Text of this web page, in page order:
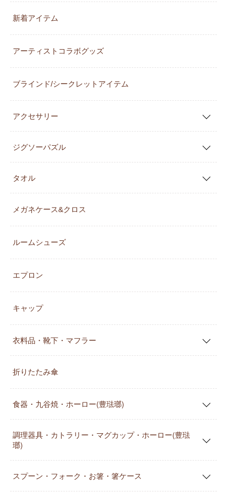
新着アイテム
アーティストコラボグッズ
ブラインド/シークレットアイテム
アクセサリー
ジグソーパズル
タオル
メガネケース&クロス
ルームシューズ
エプロン
キャップ
衣料品・靴下・マフラー
折りたたみ傘
食器・九谷焼・ホーロー(豊琺瑯)
調理器具・カトラリー・マグカップ・ホーロー(豊琺
瑯)
スプーン・フォーク・お箸・箸ケース